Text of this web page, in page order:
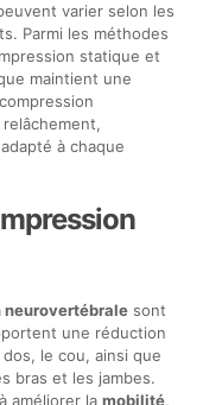
varier selon les
Parmi les méthodes
statique et
maintient une
à chaque
neurovertébralesont
une réduction
le cou, ainsi que
bras et les jambes.
améliorer la mobilité,